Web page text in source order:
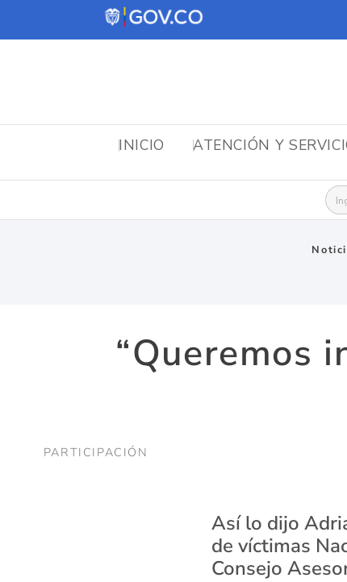
INICIO ATENCIÓN Y
“Queremos
PARTICIPACIÓN
Así lo dijo
de víctimas
Consejo